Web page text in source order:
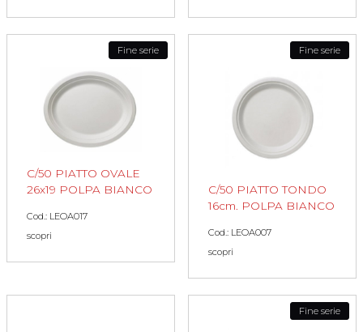
Fine serie
C/50 PIATTO OVALE
26x19 POLPA BIANCO
Cod.: LEOA017
scopri
Fine serie
C/50 PIATTO TONDO
16cm. POLPA BIANCO
Cod.: LEOA007
scopri
Fine serie